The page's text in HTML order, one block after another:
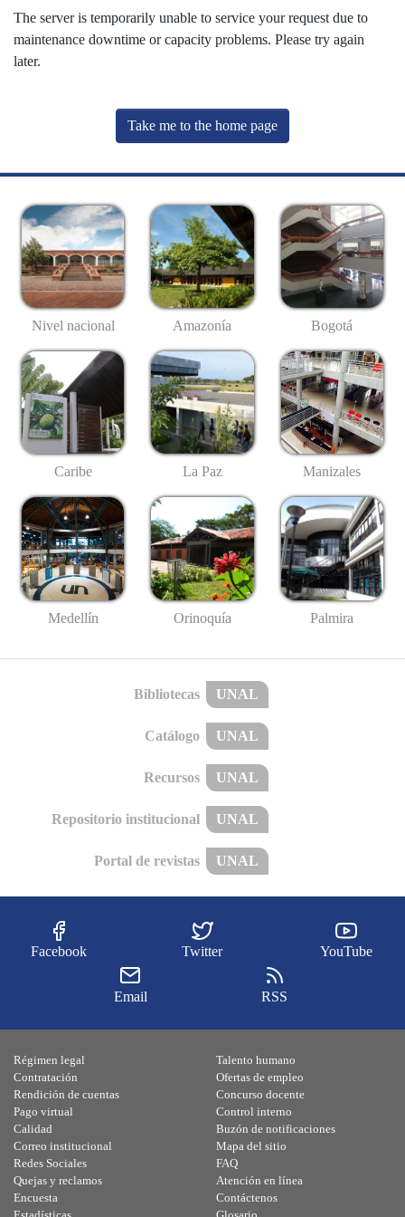
The server is temporarily unable to service your request due to
maintenance downtime or capacity problems. Please try again
later.
Take me to the home page
Nivel nacional Amazonía Bogotá
Caribe La Paz Manizales
Medellín Orinoquía Palmira
Bibliotecas UNAL
Catálogo UNAL
Recursos UNAL
Repositorio institucional UNAL
Portal de revistas UNAL
Facebook Twitter YouTube
Email RSS
Régimen legal
Contratación
Rendición de cuentas
Pago virtual
Calidad
Talento humano
Ofertas de empleo
Concurso docente
Control interno
Buzón de notificaciones
Correo institucional
Redes Sociales
Quejas y reclamos
Encuesta
Mapa del sitio
FAQ
Atención en línea
Contáctenos